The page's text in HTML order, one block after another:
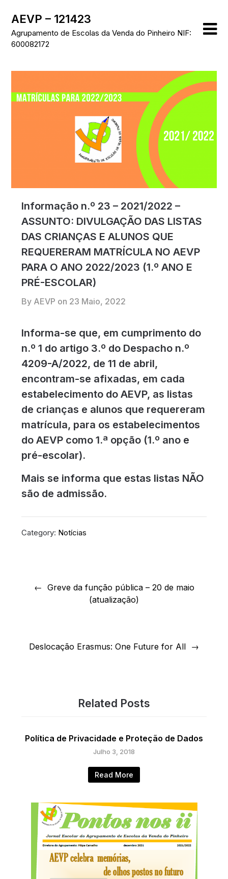
content
AEVP – 121423
Agrupamento de Escolas da Venda do Pinheiro NIF:
600082172
Informação n.º 23 – 2021/2022 –
ASSUNTO: DIVULGAÇÃO DAS LISTAS
DAS CRIANÇAS E ALUNOS QUE
REQUERERAM MATRÍCULA NO AEVP
PARA O ANO 2022/2023 (1.º ANO E
PRÉ-ESCOLAR)
By AEVP on 23 Maio, 2022
Informa-se que, em cumprimento do
n.º 1 do artigo 3.º do Despacho n.º
4209-A/2022, de 11 de abril,
encontram-se afixadas, em cada
estabelecimento do AEVP, as listas
de crianças e alunos que requereram
matrícula, para os estabelecimentos
do AEVP como 1.ª opção (1.º ano e
pré-escolar).
Mais se informa que estas listas NÃO
são de admissão.
Category: Notícias
Greve da função pública – 20 de maio
(atualização)
Deslocação Erasmus: One Future for All
Related Posts
Política de Privacidade e Proteção de Dados
Julho 3, 2018
Read More